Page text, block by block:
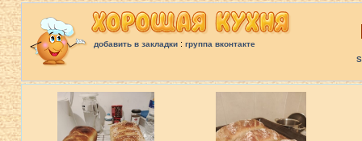
добавить в закладки: группа вконтакте